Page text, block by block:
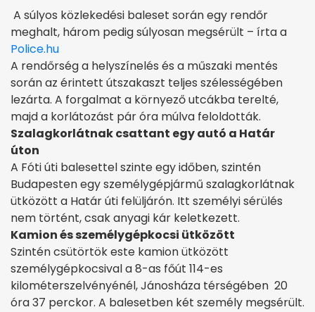
A súlyos közlekedési baleset során egy rendőr
meghalt, három pedig súlyosan megsérült – írta a
Police.hu
A rendőrség a helyszínelés és a műszaki mentés
során az érintett útszakaszt teljes szélességében
lezárta. A forgalmat a környező utcákba terelté,
majd a korlátozást pár óra múlva feloldották.
Szalagkorlátnak csattant egy autó a Határ
úton
A Fóti úti balesettel szinte egy időben, szintén
Budapesten egy személygépjármű szalagkorlátnak
ütközött a Határ úti felüljárón. Itt személyi sérülés
nem történt, csak anyagi kár keletkezett.
Kamion és személygépkocsi ütközött
Szintén csütörtök este kamion ütközött
személygépkocsival a 8-as főút 114-es
kilométerszelvényénél, Jánosháza térségében 20
óra 37 perckor. A balesetben két személy megsérült.